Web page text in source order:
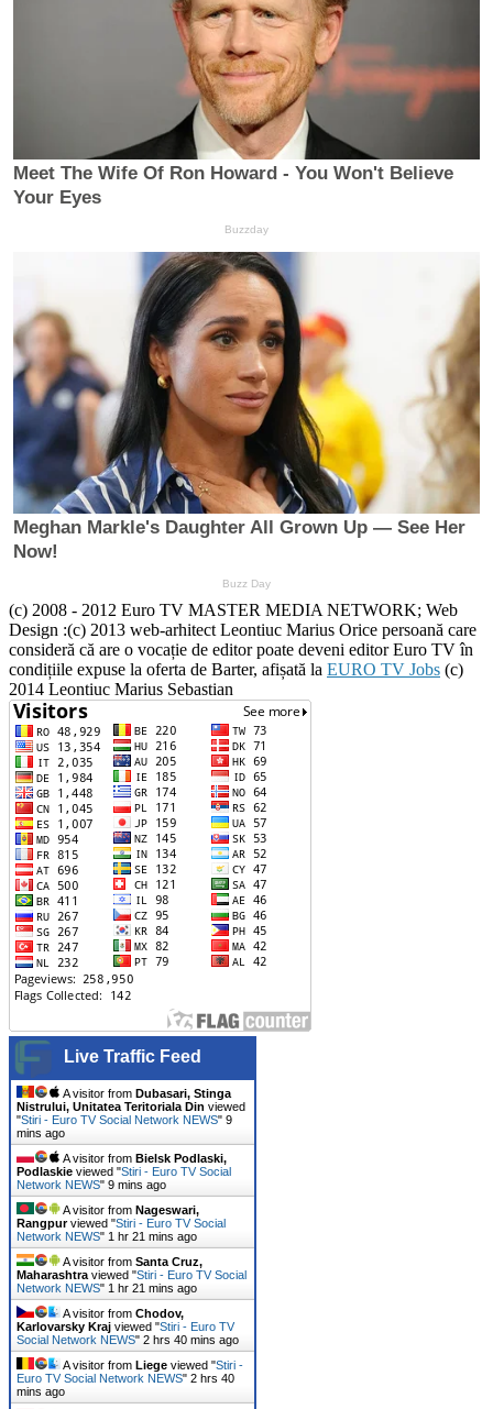
(c) 2008 - 2012 Euro TV MASTER MEDIA NETWORK; Web
Design :(c) 2013 web-arhitect Leontiuc Marius Orice persoană care
consideră că are o vocație de editor poate deveni editor Euro TV în
condițiile expuse la oferta de Barter, afișată la EURO TV Jobs (c)
2014 Leontiuc Marius Sebastian
Live Traffic Feed
A visitor from Dubasari, Stinga
Nistrului, Unitatea Teritoriala Din viewed
"Stiri - Euro TV Social Network NEWS" 9
mins ago
A visitor from Bielsk Podlaski,
Podlaskie viewed "Stiri - Euro TV Social
Network NEWS" 9 mins ago
A visitor from Nageswari,
Rangpurviewed "Stiri - Euro TV Social
Network NEWS" 1 hr 21 mins ago
A visitor from Santa Cruz,
Maharashtra viewed "Stiri - Euro TV Social
Network NEWS" 1 hr 21 mins ago
A visitor from Chodov,
Karlovarsky Kraj viewed "Stiri - Euro TV
Social Network NEWS" 2 hrs 40 mins ago
A visitor from Liege viewed "Stiri -
Euro TV Social Network NEWS" 2 hrs 40
mins ago